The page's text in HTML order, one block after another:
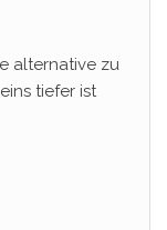
alternative zu
tiefer ist